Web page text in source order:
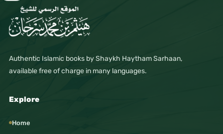
Authentic Islamic books by Shaykh Haytham Sarhaan,
available free of charge in many languages.
Explore
Home